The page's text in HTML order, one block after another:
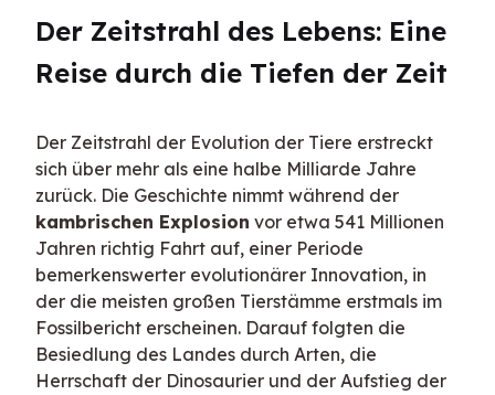
Der Zeitstrahl des Lebens: Eine
Reise durch die Tiefen der Zeit
Der Zeitstrahl der Evolution der Tiere erstreckt
sich über mehr als eine halbe Milliarde Jahre
kambrischen Explosion vor etwa 541 Millionen
Jahren richtig Fahrt auf, einer Periode
bemerkenswerter evolutionärer Innovation, in
der die meisten großen Tierstämme erstmals im
Fossilbericht erscheinen. Darauf folgten die
Besiedlung des Landes durch Arten, die
Herrschaft der Dinosaurier und der Aufstieg der